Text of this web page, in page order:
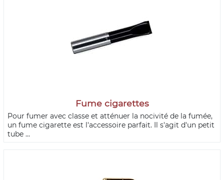
Fume cigarettes
Pour fumer avec classe et atténuer la nocivité de la fumée,
un fume cigarette est l'accessoire parfait. Il s'agit d'un petit
tube ...